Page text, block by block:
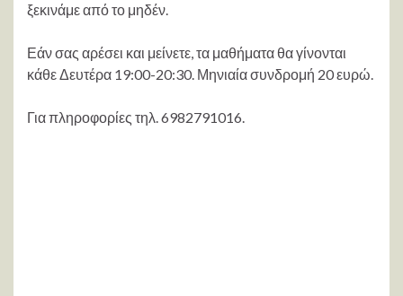
ξεκινάμε από το μηδέν.
Εάν σας αρέσει και μείνετε, τα μαθήματα θα γίνονται
κάθε Δευτέρα 19:00-20:30. Μηνιαία συνδρομή 20 ευρώ.
Για πληροφορίες τηλ. 6982791016.